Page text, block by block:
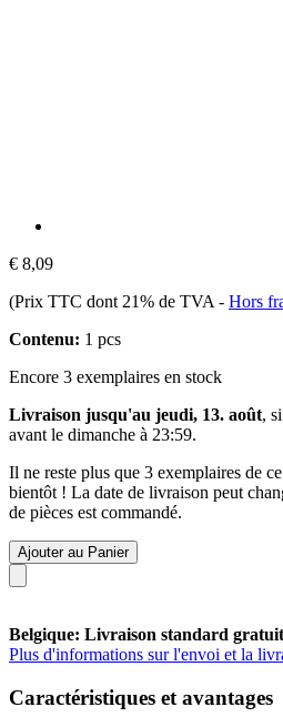
€ 8,09
(Prix TTC dont 21% de TVA - Hors
Contenu: 1 pcs
Encore 3 exemplaires en stock
Livraison jusqu'au jeudi, 13. août,
avant le dimanche à 23:59.
Il ne reste plus que 3 exemplaires de
bientôt ! La date de livraison peut
de pièces est commandé.
Ajouter au Panier
Belgique: Livraison standard
Plus d'informations sur l'envoi et la
Caractéristiques et avantages